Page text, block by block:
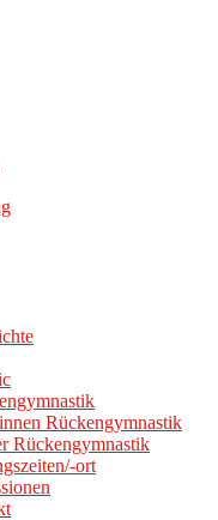
Rückengymnastik
Rückengymnastik
ort